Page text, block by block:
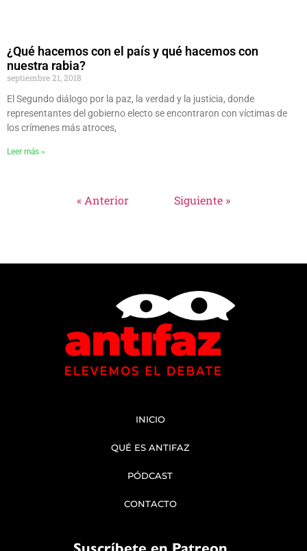
¿Qué hacemos con el país y qué hacemos con
nuestra rabia?
septiembre 21, 2018
El Segundo diálogo por la paz, la verdad y la justicia, donde
representantes del gobierno electo se encontraron con víctimas de
los crímenes más atroces,
Leer más »
« Anterior Siguiente »
INICIO
QUÉ ES ANTIFAZ
PÓDCAST
CONTACTO